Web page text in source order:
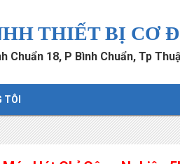
THIẾT BỊ CƠ
Chuẩn 18, P Bình Chuẩn, Tp
TÔI